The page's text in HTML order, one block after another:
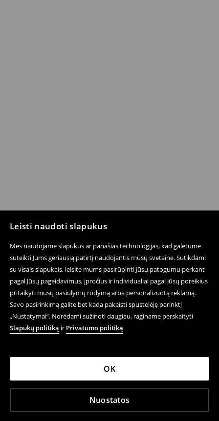
Leisti naudoti slapukus
Mes naudojame slapukus ar panašias technologijas, kad galėtume
suteikti Jums geriausią patirtį naudojantis mūsų svetaine. Sutikdami
su visais slapukais, leisite mums pasirūpinti Jūsų patogumu perkant
pagal Jūsų pageidavimus, įpročius ir individualiai pagal Jūsų poreikius
pritaikyti mūsų pasiūlymų rodymą arba personalizuotą reklamą.
Savo pasirinkimą galite bet kada pakeisti spustelėję parinktį
„Nustatymai“. Norėdami sužinoti daugiau, raginame perskaityti
Slapukų politiką ir Privatumo politiką.
Nuostatos
OK